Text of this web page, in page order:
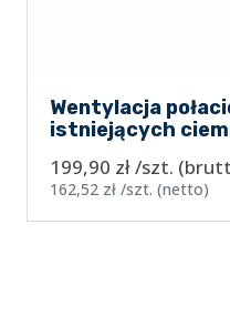
Wentylacja
istniejących
199,90 zł/szt.
162,52 zł /szt. (netto)